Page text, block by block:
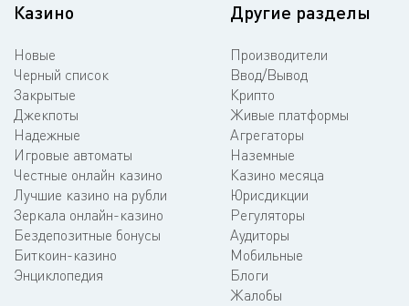
Казино
Новые
Черный список
Закрытые
Джекпоты
Надежные
Игровые автоматы
Честные онлайн казино
Лучшие казино на рубли
Зеркала онлайн-казино
Бездепозитные бонусы
Биткоин-казино
Энциклопедия
Другие разделы
Производители
Ввод/Вывод
Крипто
Живые платформы
Агрегаторы
Наземные
Казино месяца
Юрисдикции
Регуляторы
Аудиторы
Мобильные
Блоги
Жалобы